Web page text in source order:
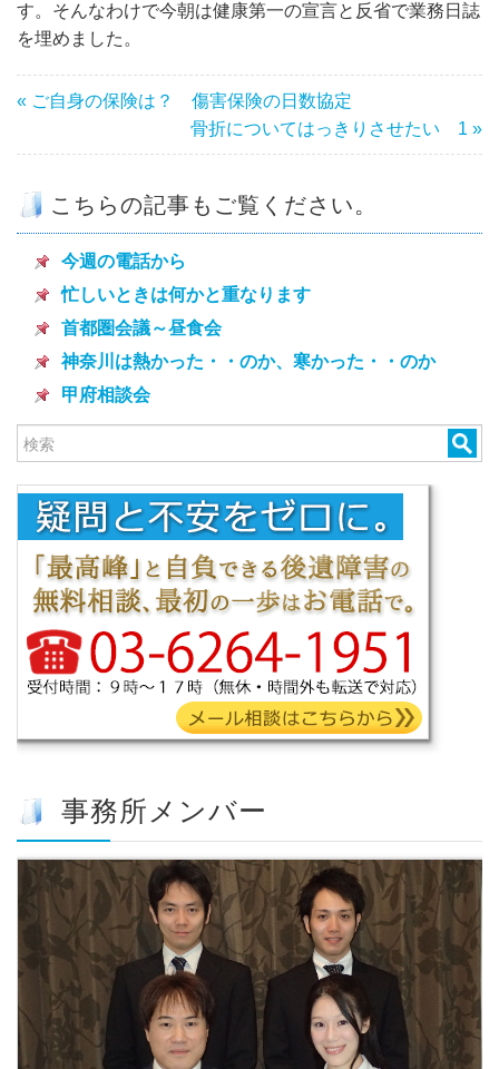
す。そんなわけで今朝は健康第一の宣言と反省で業務日誌
を埋めました。
« ご自身の保険は？ 傷害保険の日数協定
骨折についてはっきりさせたい 1 »
こちらの記事もご覧ください。
今週の電話から
忙しいときは何かと重なります
首都圏会議～昼食会
神奈川は熱かった・・のか、寒かった・・のか
甲府相談会
事務所メンバー